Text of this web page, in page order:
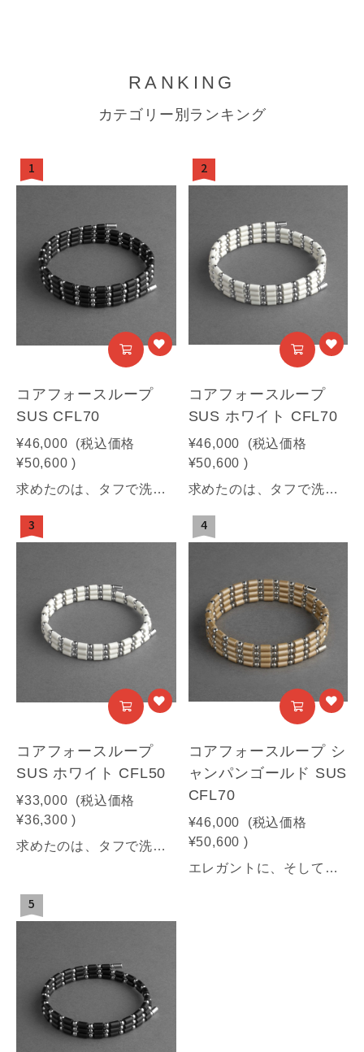
RANKING
カテゴリー別ランキング
1
コアフォースループ
SUS CFL70
¥46,000
(税込価格
¥50,600 )
求めたのは、タフで洗練された美しさ。汗に強く、耐久性の高さにもこだわった 高品質ステンレスモデル。コアフォースループ サス70cmサイズ【商品情報】■サイズ：70㎝■素材：SUS316(装飾部材)・フェライト磁石・サマコバ磁石・SUS316(キャップ部分)・SUS304(ワイヤー部分)《利用可能な決済方法》クレジットカード（Visa / Mastercard / JCB / American Express / Diners Club）／Amazon Pay／PayPay／キャリア決済／代金引換※合計30万円（税込）を超える商品は代金引換はご利用いただけません。予めご了承ください
2
コアフォースループ
SUS ホワイト CFL70
¥46,000
(税込価格
¥50,600 )
求めたのは、タフで洗練された美しさ。汗に強く、耐久性の高さにもこだわった 高品質ステンレスモデル。【商品情報】■サイズ：70㎝■素材：SUS316(装飾部材)・フェライト磁石・サマコバ磁石・SUS316(キャップ部分)・SUS304(ワイヤー部分)《利用可能な決済方法》クレジットカード（Visa / Mastercard / JCB / American Express / Diners Club）／Amazon Pay／PayPay／キャリア決済／代金引換※合計30万円（税込）を超える商品は代金引換はご利用いただけません。予めご了承ください
3
コアフォースループ
SUS ホワイト CFL50
¥33,000
(税込価格
¥36,300 )
求めたのは、タフで洗練された美しさ。汗に強く、耐久性の高さにもこだわった 高品質ステンレスモデル。【商品情報】■サイズ：50㎝■素材：SUS316(装飾部材)・フェライト磁石・サマコバ磁石・SUS316(キャップ部分)・SUS304(ワイヤー部分)《利用可能な決済方法》クレジットカード（Visa / Mastercard / JCB / American Express / Diners Club）／Amazon Pay／PayPay／キャリア決済／代金引換※合計30万円（税込）を超える商品は代金引換はご利用いただけません。予めご了承ください
4
コアフォースループ シ
ャンパンゴールド SUS
CFL70
¥46,000
(税込価格
¥50,600 )
エレガントに、そして力強く。優雅な煌めきで、ワンランク上の自分に。発売開始より女性人気No1モデル「シャンパンゴールド」。ギフト・贈り物にも。【商品情報】■サイズ：70㎝■素材：SUS316(装飾部材)・フェライト磁石・サマコバ磁石・SUS316(キャップ部分)・SUS304(ワイヤー部分)《利用可能な決済方法》クレジットカード（Visa / Mastercard / JCB / American Express / Diners Club）／Amazon Pay／PayPay／キャリア決済／代金引換※合計30万円（税込）を超える商品は代金引換はご利用いただけません。予めご了承ください
5